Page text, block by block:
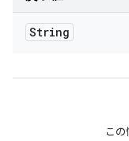
String
こ